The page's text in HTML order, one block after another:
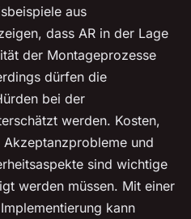
aus
dass AR in der Lage
der Montageprozesse
dürfen die
bei der
werden. Kosten,
und
sind wichtige
werden müssen. Mit einer
kann